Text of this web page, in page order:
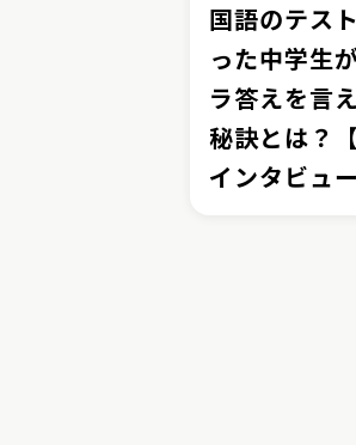
国語のテス
った中学生
ラ答えを言
秘訣とは？
インタビュ